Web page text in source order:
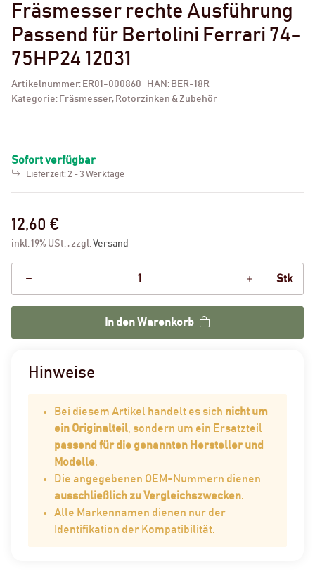
Fräsmesser rechte Ausführung
Passend für Bertolini Ferrari 74-
75HP24 12031
Artikelnummer: ER01-000860 HAN: BER-18R
Kategorie: Fräsmesser, Rotorzinken & Zubehör
Sofort verfügbar
Lieferzeit: 2 - 3 Werktage
12,60 €
inkl. 19% USt. , zzgl. Versand
Stk
In den Warenkorb
Hinweise
Bei diesem Artikel handelt es sich nicht um
ein Originalteil , sondern um ein Ersatzteil
passend für die genannten Hersteller und
Modelle.
Die angegebenen OEM-Nummern dienen
ausschließlich zu Vergleichszwecken.
Alle Markennamen dienen nur der
Identifikation der Kompatibilität.